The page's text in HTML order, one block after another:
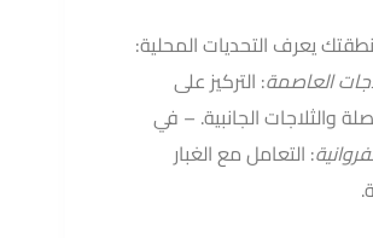
يعرف التحديات المحلية:
العاصمة: التركيز على
والثلاجات الجانبية. – في
: التعامل مع الغبار